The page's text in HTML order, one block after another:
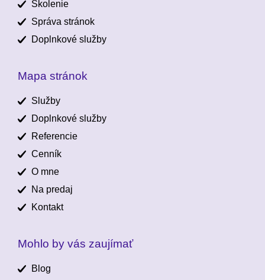
Školenie
Správa stránok
Doplnkové služby
Mapa stránok
Služby
Doplnkové služby
Referencie
Cenník
O mne
Na predaj
Kontakt
Mohlo by vás zaujímať
Blog